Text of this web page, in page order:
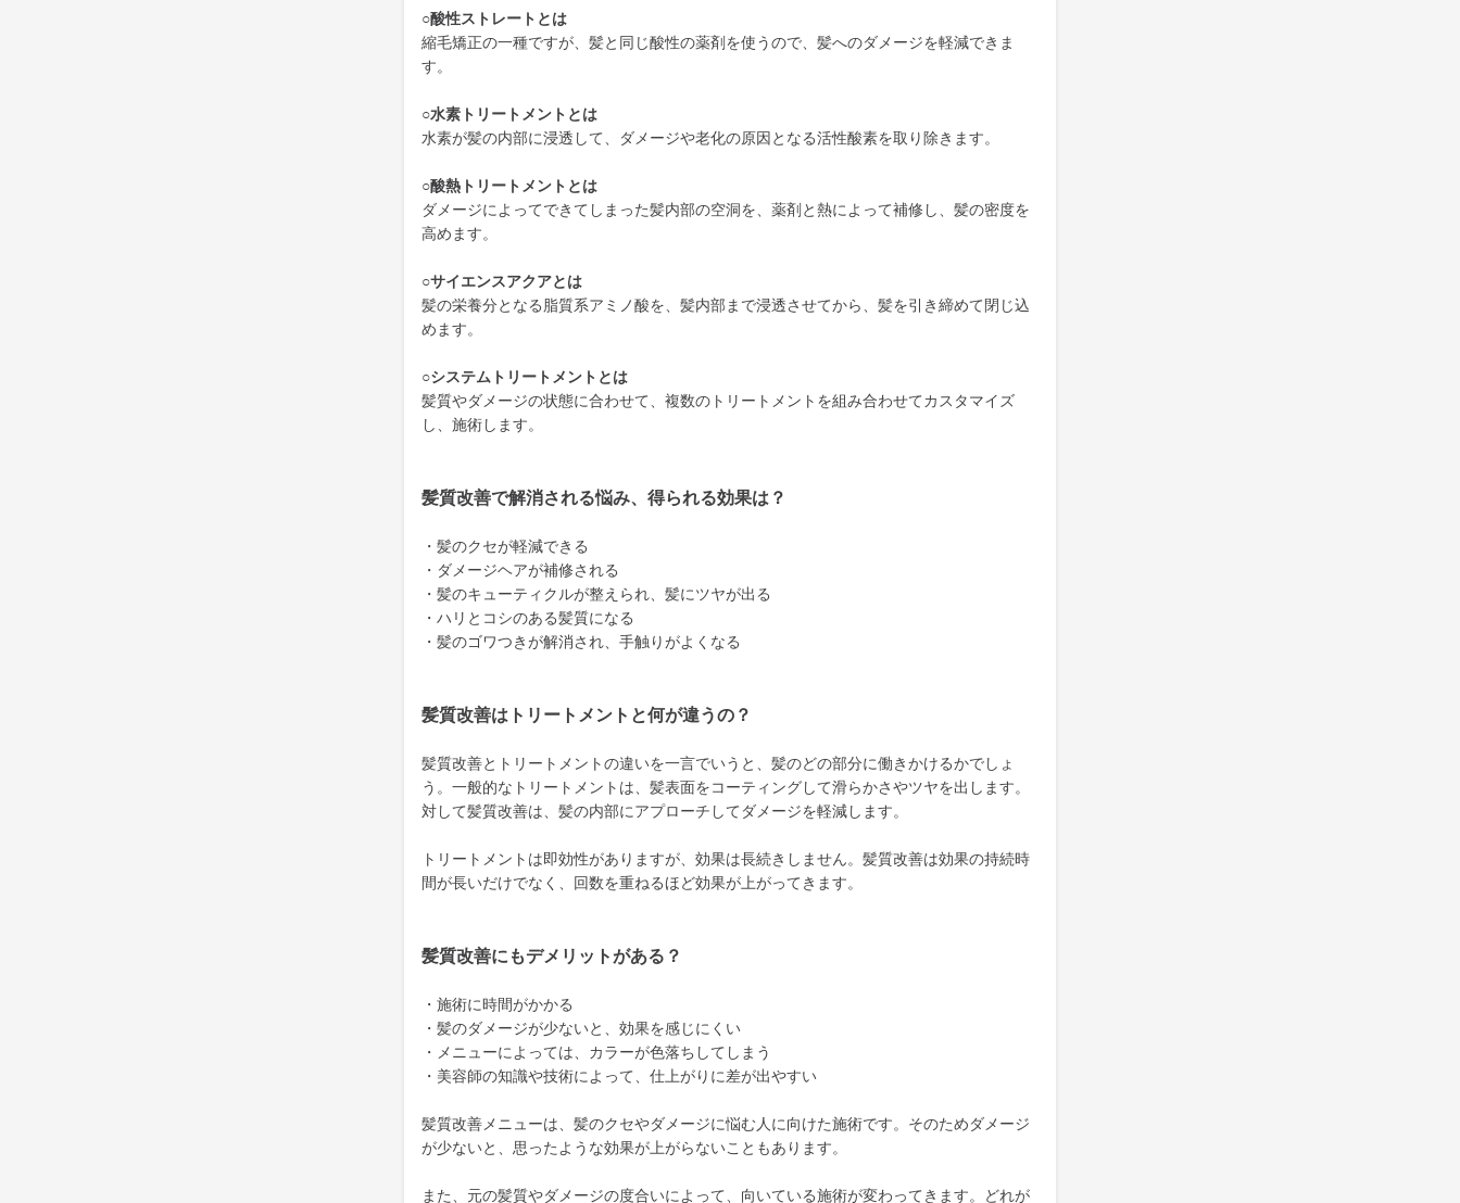
○酸性ストレートとは
縮毛矯正の一種ですが、髪と同じ酸性の薬剤を使うので、髪へのダメージを軽減できま
す。
○水素トリートメントとは
水素が髪の内部に浸透して、ダメージや老化の原因となる活性酸素を取り除きます。
○酸熱トリートメントとは
ダメージによってできてしまった髪内部の空洞を、薬剤と熱によって補修し、髪の密度を
高めます。
○サイエンスアクアとは
髪の栄養分となる脂質系アミノ酸を、髪内部まで浸透させてから、髪を引き締めて閉じ込
めます。
○システムトリートメントとは
髪質やダメージの状態に合わせて、複数のトリートメントを組み合わせてカスタマイズ
し、施術します。
髪質改善で解消される悩み、得られる効果は？
・髪のクセが軽減できる
・ダメージヘアが補修される
・髪のキューティクルが整えられ、髪にツヤが出る
・ハリとコシのある髪質になる
・髪のゴワつきが解消され、手触りがよくなる
髪質改善はトリートメントと何が違うの？
髪質改善とトリートメントの違いを一言でいうと、髪のどの部分に働きかけるかでしょ
う。一般的なトリートメントは、髪表面をコーティングして滑らかさやツヤを出します。
対して髪質改善は、髪の内部にアプローチしてダメージを軽減します。
トリートメントは即効性がありますが、効果は長続きしません。髪質改善は効果の持続時
間が長いだけでなく、回数を重ねるほど効果が上がってきます。
髪質改善にもデメリットがある？
・施術に時間がかかる
・髪のダメージが少ないと、効果を感じにくい
・メニューによっては、カラーが色落ちしてしまう
・美容師の知識や技術によって、仕上がりに差が出やすい
髪質改善メニューは、髪のクセやダメージに悩む人に向けた施術です。そのためダメージ
が少ないと、思ったような効果が上がらないこともあります。
また、元の髪質やダメージの度合いによって、向いている施術が変わってきます。どれが